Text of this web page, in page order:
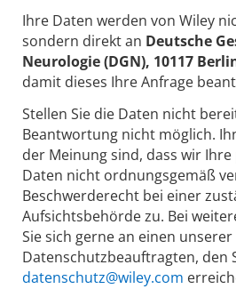
Ihre Daten werden von Wiley
sondern direkt an Deutsche
Neurologie (DGN), 10117
damit dieses Ihre Anfrage
Stellen Sie die Daten nicht
Beantwortung nicht möglich.
der Meinung sind, dass wir
Daten nicht ordnungsgemäß
Beschwerderecht bei einer
Aufsichtsbehörde zu. Bei
Sie sich gerne an einen unserer
Datenschutzbeauftragten, den
datenschutz@wiley.com